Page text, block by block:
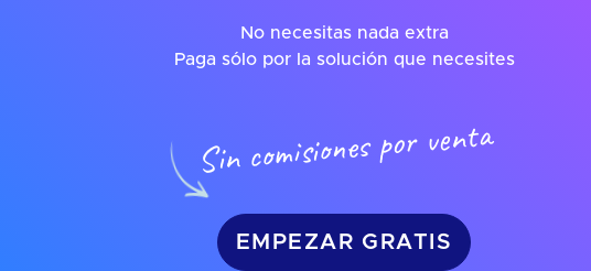
No necesitas nada extra
Paga sólo por la solución que necesites
Sin comisiones por venta
EMPEZAR GRATIS